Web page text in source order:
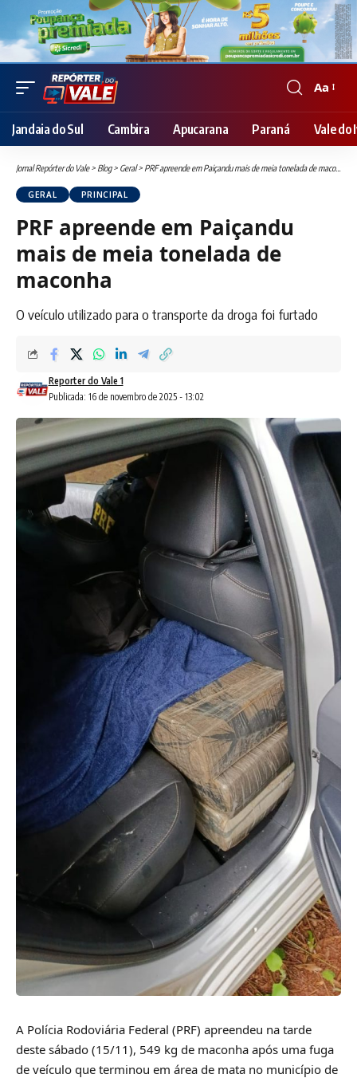
Font
Resizer
Aa
Jandaia do Sul Cambira Apucarana Paraná Vale do
Jornal Repórter do Vale> Blog> Geral> PRF apreende em Paiçandu mais de meia tonelada de maconha
GERAL PRINCIPAL
PRF apreende em Paiçandu
mais de meia tonelada de
maconha
O veículo utilizado para o transporte da droga foi furtado
Publicada: 16 de novembro de 2025 - 13:02
Reporter do Vale 1
A Polícia Rodoviária Federal (PRF) apreendeu na tarde
deste sábado (15/11), 549 kg de maconha após uma fuga
de veículo que terminou em área de mata no município de